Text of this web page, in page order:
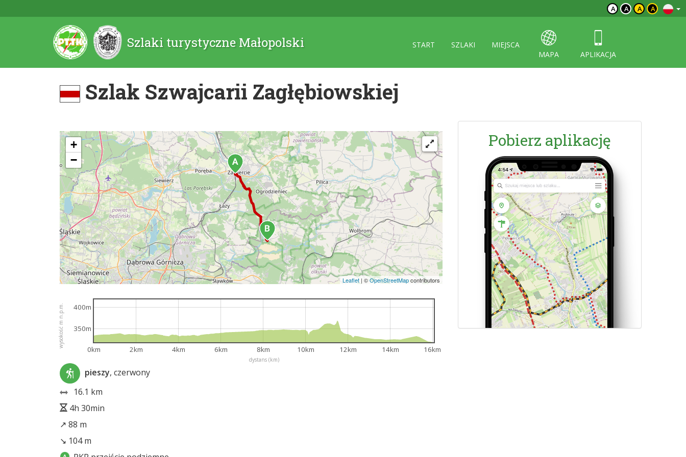
A A A A
Szlaki turystyczne Małopolski START SZLAKI
MIEJSCA
MAPA
APLIKACJA
Szlak Szwajcarii Zagłębiowskiej
+
−
Leaflet | ©OpenStreetMapcontributors
dystans (km)
wysokość m n.p.m.
0km 2km 4km 6km 8km 10km 12km 14km 16km
350m
400m
pieszy, czerwony
16.1 km
4h 30min
↗ 88 m
↘ 104 m
Pobierz aplikację